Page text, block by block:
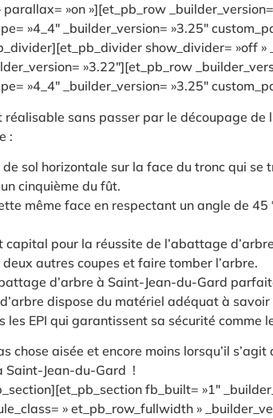
»on »][et_pb_row
»4_4″ _builder_version= »3.25″
show_divider=
»3.22″][et_pb_row
»4_4″ _builder_version= »3.25″
sans passer par le découpage
:
sol horizontale sur la face du tronc qui
cinquième du fût.
même face en respectant un angle de
pour la réussite de l’abattage
autres coupes et faire tomber l’arbre.
d’arbre à Saint-Jean-du-Gard
dispose du matériel adéquat à
EPI qui garantissent sa sécurité comme
aisée et encore moins lorsqu’il
Saint-Jean-du-Gard !
fb_built= »1″
» et_pb_row_fullwidth »